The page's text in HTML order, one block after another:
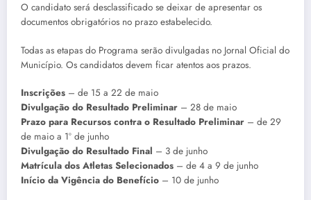
O candidato será desclassificado se deixar de apresentar os
documentos obrigatórios no prazo estabelecido.
Todas as etapas do Programa serão divulgadas no Jornal Oficial do
Município. Os candidatos devem ficar atentos aos prazos.
Inscrições – de 15 a 22 de maio
Divulgação do Resultado Preliminar – 28 de maio
Prazo para Recursos contra o Resultado Preliminar – de 29
de maio a 1º de junho
Divulgação do Resultado Final – 3 de junho
Matrícula dos Atletas Selecionados – de 4 a 9 de junho
Início da Vigência do Benefício – 10 de junho